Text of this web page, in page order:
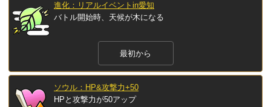
進化：リアルイベントin愛知
バトル開始時、天候が木になる
最初から
ソウル：HP&攻撃力+50
HPと攻撃力が50アップ